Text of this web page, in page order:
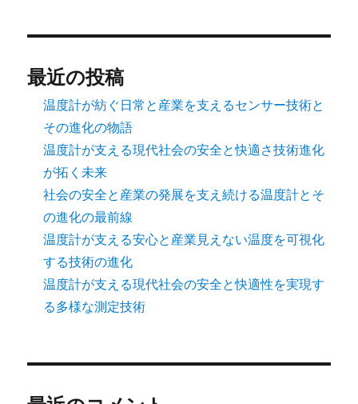
最近の投稿
温度計が紡ぐ日常と産業を支えるセンサー技術と
その進化の物語
温度計が支える現代社会の安全と快適さ技術進化
が拓く未来
社会の安全と産業の発展を支え続ける温度計とそ
の進化の最前線
温度計が支える安心と産業見えない温度を可視化
する技術の進化
温度計が支える現代社会の安全と快適性を実現す
る多様な測定技術